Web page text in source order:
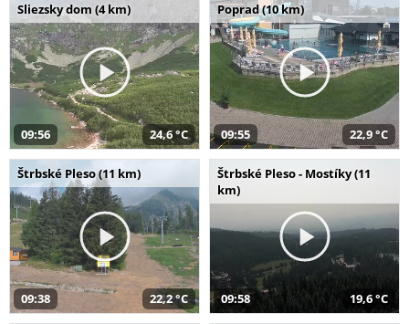
Sliezsky dom (4 km)
09:56 24,6 °C
Poprad (10 km)
09:55 22,9 °C
Štrbské Pleso (11 km)
09:38 22,2 °C
Štrbské Pleso - Mostíky (11
km)
09:58 19,6 °C